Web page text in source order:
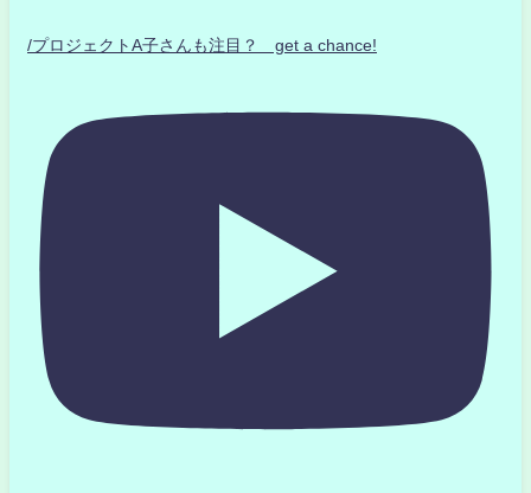
/プロジェクトA子さんも注目？ get a chance!